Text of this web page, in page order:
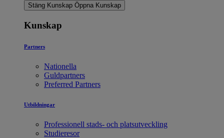
Stäng Kunskap Öppna Kunskap
Kunskap
Partners
Nationella
Guldpartners
Preferred Partners
Utbildningar
Professionell stads- och platsutveckling
Studieresor